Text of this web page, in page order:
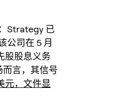
Strategy 已
公司在 5 月
股股息义务
言，其信号
元，文件显